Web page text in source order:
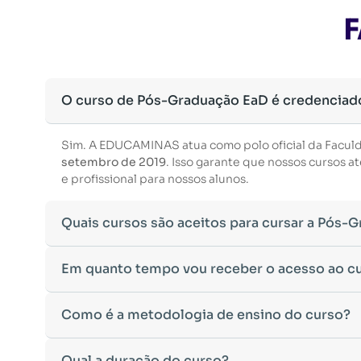
O curso de Pós-Graduação EaD é
Sim. A EDUCAMINAS atua como polo oficial da
setembro de 2019. Isso garante que nossos cursos
e profissional para nossos alunos.
Quais cursos são aceitos para cursar a Pós-
Para ingressar em um curso de pós-graduação, é
•Licenciatura– Formação voltada para o magistério
•Tecnólogo– Cursos de formação superior de
•Cursos de Formação de Oficiais
Em quanto tempo vou receber o acesso ao
Após a conclusão da sua matrícula e a confirmação
Como é a metodologia de ensino do curso?